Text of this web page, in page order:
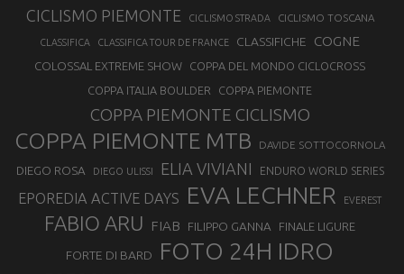
CICLISMO PIEMONTE CICLISMO STRADA CICLISMO TOSCANA
CLASSIFICA CLASSIFICA TOUR DE FRANCE CLASSIFICHE COGNE
COLOSSAL EXTREME SHOW
COPPA DEL MONDO CICLOCROSS
COPPA ITALIA BOULDER
COPPA PIEMONTE
COPPA PIEMONTE CICLISMO
COPPA PIEMONTE MTB DAVIDE SOTTOCORNOLA
DIEGO ROSA DIEGO ULISSI ELIA VIVIANI ENDURO WORLD SERIES
EPOREDIA ACTIVE DAYS EVA LECHNER EVEREST
FABIO ARU FIAB FILIPPO GANNA FINALE LIGURE
FORTE DI BARD FOTO 24H IDRO